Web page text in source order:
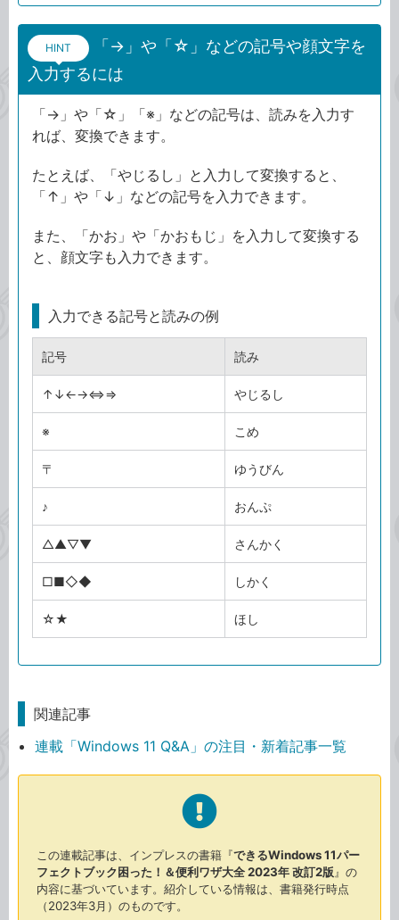
HINT
「→」や「☆」などの記号や顔文字を
入力するには
「→」や「☆」「※」などの記号は、読みを入力す
れば、変換できます。
たとえば、「やじるし」と入力して変換すると、
「↑」や「↓」などの記号を入力できます。
また、「かお」や「かおもじ」を入力して変換する
と、顔文字も入力できます。
入力できる記号と読みの例
記号 読み
↑↓←→⇔⇒ やじるし
※ こめ
〒 ゆうびん
♪ おんぷ
△▲▽▼ さんかく
□■◇◆ しかく
☆★ ほし
関連記事
連載「Windows 11 Q&A」の注目・新着記事一覧
この連載記事は、インプレスの書籍『できるWindows 11パー
フェクトブック困った！＆便利ワザ大全 2023年 改訂2版 』の
内容に基づいています。紹介している情報は、書籍発行時点
（2023年3月）のものです。